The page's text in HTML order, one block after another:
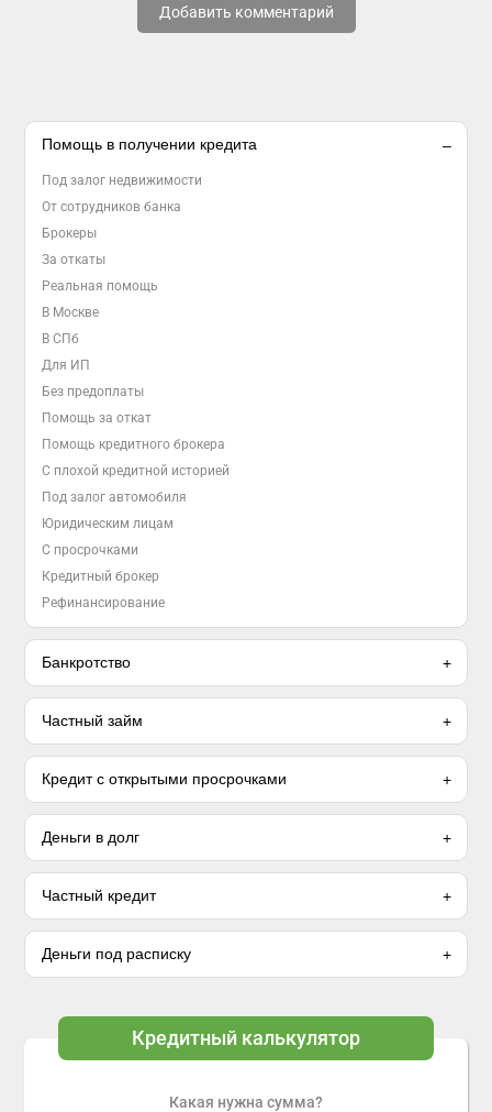
Добавить комментарий
Помощь в получении кредита
Под залог недвижимости
От сотрудников банка
Брокеры
За откаты
Реальная помощь
В Москве
В СПб
Для ИП
Без предоплаты
Помощь за откат
Помощь кредитного брокера
С плохой кредитной историей
Под залог автомобиля
Юридическим лицам
С просрочками
Кредитный брокер
Рефинансирование
Банкротство
Частный займ
Кредит с открытыми просрочками
Деньги в долг
Частный кредит
Деньги под расписку
Кредитный калькулятор
Какая нужна сумма?